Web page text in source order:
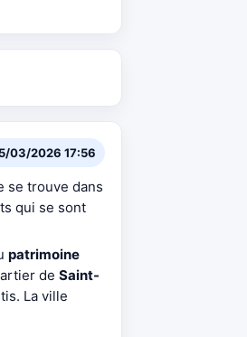
03/2026 17:56
se trouve dans
qui se sont
patrimoine
de Saint-
La ville